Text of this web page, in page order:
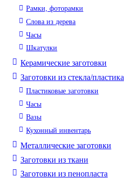
Рамки, фоторамки
Слова из дерева
Часы
Шкатулки
Керамические заготовки
Заготовки из стекла/пластика
Пластиковые заготовки
Часы
Вазы
Кухонный инвентарь
Металлические заготовки
Заготовки из ткани
Заготовки из пенопласта